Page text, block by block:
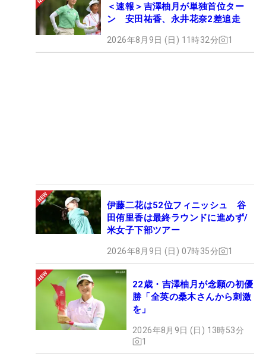
＜速報＞吉澤柚月が単独首位ター
ン 安田祐香、永井花奈2差追走
2026年8月9日 (日) 11時32分 1
伊藤二花は52位フィニッシュ 谷
田侑里香は最終ラウンドに進めず/
米女子下部ツアー
2026年8月9日 (日) 07時35分 1
22歳・吉澤柚月が念願の初優
勝「全英の桑木さんから刺激
を」
2026年8月9日 (日) 13時53分
1